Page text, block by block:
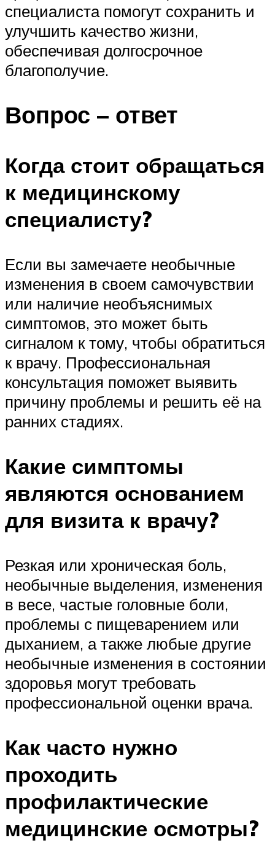
специалиста помогут сохранить и
улучшить качество жизни,
обеспечивая долгосрочное
благополучие.
Вопрос – ответ
Когда стоит обращаться
к медицинскому
специалисту?
Если вы замечаете необычные
изменения в своем самочувствии
или наличие необъяснимых
симптомов, это может быть
сигналом к тому, чтобы обратиться
к врачу. Профессиональная
консультация поможет выявить
причину проблемы и решить её на
ранних стадиях.
Какие симптомы
являются основанием
для визита к врачу?
Резкая или хроническая боль,
необычные выделения, изменения
в весе, частые головные боли,
проблемы с пищеварением или
дыханием, а также любые другие
необычные изменения в состоянии
здоровья могут требовать
профессиональной оценки врача.
Как часто нужно
проходить
профилактические
медицинские осмотры?